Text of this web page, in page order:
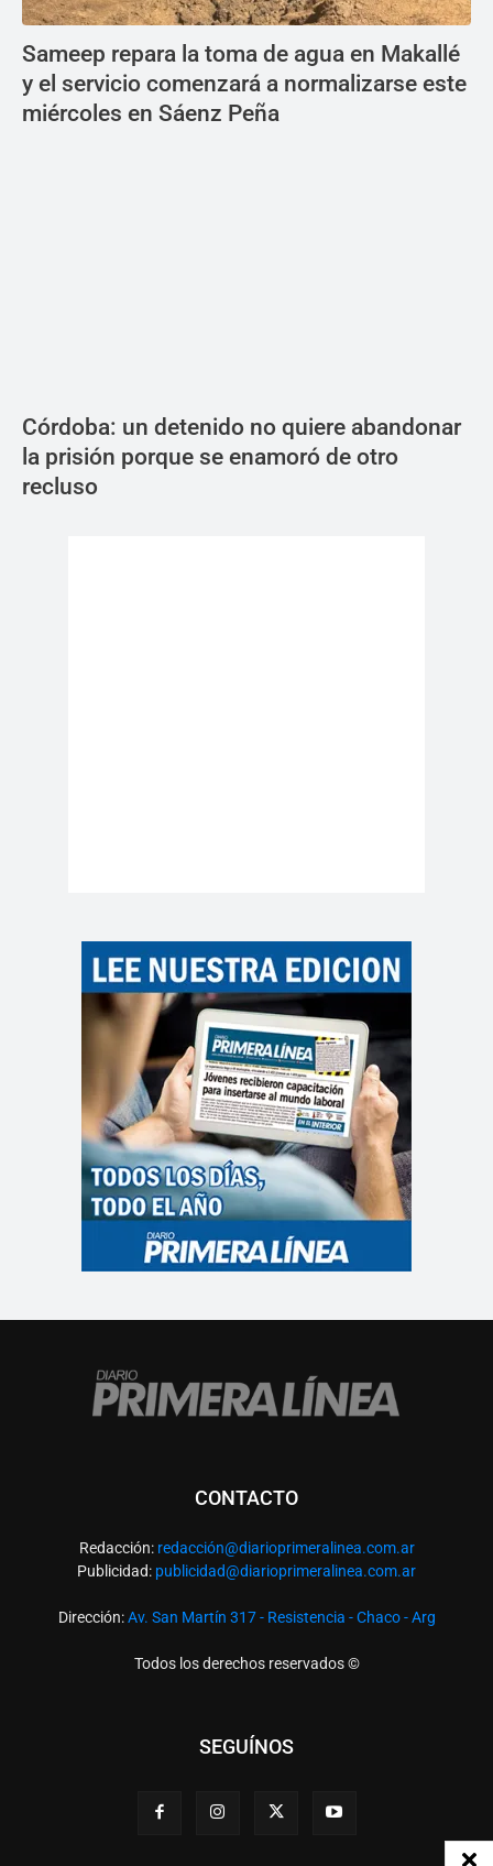
Sameep repara la toma de agua en Makallé
y el servicio comenzará a normalizarse este
miércoles en Sáenz Peña
Córdoba: un detenido no quiere abandonar
la prisión porque se enamoró de otro
recluso
CONTACTO
Redacción: redacción@diarioprimeralinea.com.ar
Publicidad: publicidad@diarioprimeralinea.com.ar
Dirección:Av. San Martín 317 - Resistencia - Chaco - Arg
Todos los derechos reservados ©
SEGUÍNOS